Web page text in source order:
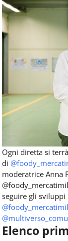
Ogni diretta si
di
moderatrice Anna
seguire gli
Elenco